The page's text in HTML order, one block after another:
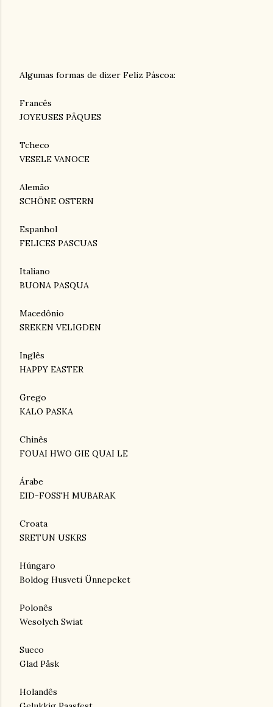
Algumas formas de dizer Feliz Páscoa:
Francês
JOYEUSES PÂQUES
Tcheco
VESELE VANOCE
Alemão
SCHÖNE OSTERN
Espanhol
FELICES PASCUAS
Italiano
BUONA PASQUA
Macedônio
SREKEN VELIGDEN
Inglês
HAPPY EASTER
Grego
KALO PASKA
Chinês
FOUAI HWO GIE QUAI LE
Árabe
EID-FOSS'H MUBARAK
Croata
SRETUN USKRS
Húngaro
Boldog Husveti Ünnepeket
Polonês
Wesolych Swiat
Sueco
Glad Påsk
Holandês